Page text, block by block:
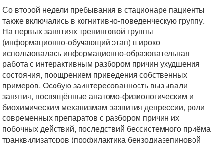
Со второй недели пребывания в стационаре пациенты
также включались в когнитивно-поведенческую группу.
На первых занятиях тренинговой группы
(информационно-обучающий этап) широко
использовалась информационно-образовательная
работа с интерактивным разбором причин ухудшения
состояния, поощрением приведения собственных
примеров. Особую заинтересованность вызывали
занятия, посвящённые анатомо-физиологическим и
биохимическим механизмам развития депрессии, роли
современных препаратов с разбором причин их
побочных действий, последствий бессистемного приёма
транквилизаторов (профилактика бензодиазепиновой